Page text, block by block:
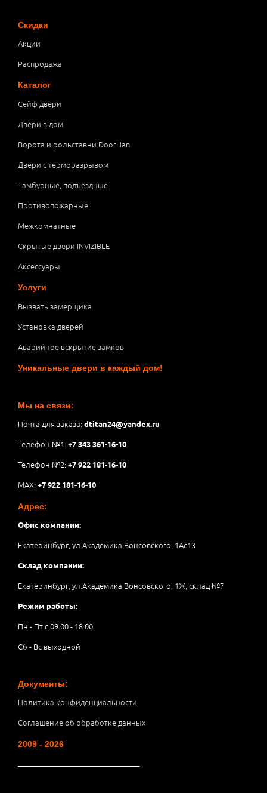
Скидки
Акции
Распродажа
Каталог
Сейф двери
Двери в дом
Ворота и рольставни DoorHan
Двери с терморазрывом
Тамбурные, подъездные
Противопожарные
Межкомнатные
Скрытые двери INVIZIBLE
Аксессуары
Услуги
Вызвать замерщика
Установка дверей
Аварийное вскрытие замков
Уникальные двери в каждый дом!
Мы на связи:
Почта для заказа:dtitan24@yandex.ru
Телефон №1:+7 343 361-16-10
Телефон №2:+7 922 181-16-10
MAX:+7 922 181-16-10
Адрес:
Офис компании:
Екатеринбург, ул.Академика Вонсовского, 1Аc13
Склад компании:
Екатеринбург, ул.Академика Вонсовского, 1Ж, склад №7
Режим работы:
Пн - Пт с 09.00 - 18.00
Сб - Вс выходной
Документы:
Политика конфиденциальности
Соглашение об обработке данных
2009 - 2026